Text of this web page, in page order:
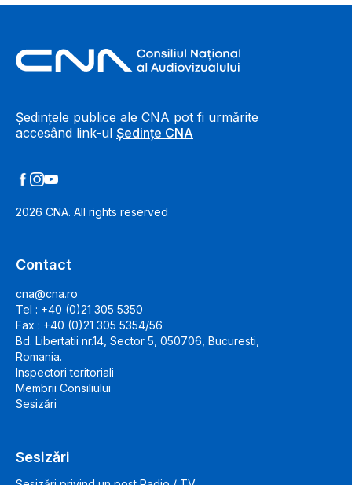
Ședințele publice ale CNA pot fi urmărite
accesând link-ul Ședințe CNA
2026 CNA. All rights reserved
Contact
cna@cna.ro
Tel : +40 (0)21 305 5350
Fax : +40 (0)21 305 5354/56
Bd. Libertatii nr.14, Sector 5, 050706, Bucuresti,
Romania.
Inspectori teritoriali
Membrii Consiliului
Sesizări
Sesizări